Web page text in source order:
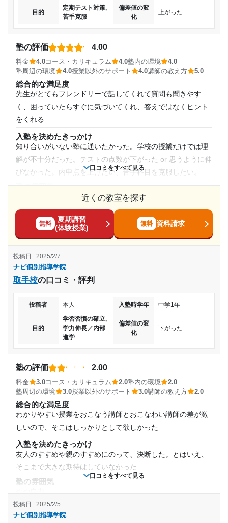
第一志望校に合格しました。個別指導で分からないとこ
ろを教えてくださったので、助かりました。
第一志望校： 合格
通年,冬期講習
通塾頻度
週1日
1日あたりの授業時間
1時間～2時間未満
月額料金
〜10,000円
達成
目的の達成理由
高校受験を目的に通塾したのですが、無事に目標として
いた高校に入学できたから。目的は達成されています。
第一志望校：合格
第二志望校：合格
ナビ個別指導学院 諏訪茅野校の口コミをもっと見る
やすく教えてくれる印象があった。
ようになるまで教えてもらったりしたから。
塾内の環境
トイレが付いている。同じ空間に自習室と個別授業の場所が
ある。あとは特になにもない。
塾周辺の環境
目の前にスーパーがあり、お腹が空いてもそこで食べ物を買
うことができる。そのため、長時間の勉強でも適時休憩を取
ることが可能。
授業以外のサポート
(相談・面談、家庭学習のサポート、授業以外のコミュニケーション等)
進学したい高校について事前に確認してくれて、入試難易度
や高校の状況にも教えてくれた記憶がある。
2021年4月〜2022年4月(1年1ヶ月)
中学3年
通年,夏期講習,冬期講習
週3日
1日あたりの授業時間
1時間～2時間未満
月額料金
20,001円〜30,000円
目的の達成度
達成
口コミをすべて見る
目的
定期テスト対策,
苦手克服
偏差値の変
化
上がった
塾の評価 4.00
料金 4.0コース・カリキュラム 4.0塾内の環境
4.0
塾周辺の環境
4.0授業以外のサポート 4.0講師の教え方 5.0
総合的な満足度
先生がとてもフレンドリーで話してくれて質問も聞きやす
く、困っていたらすぐに気づいてくれ、答えではなくヒント
をくれる
入塾を決めたきっかけ
知り合いがいない塾に通いたかった。学校の授業だけでは理
解が不十分だった。テストの点数が下がった or 思うように伸
びなかった。内申点を上げたい、苦手科目を克服したい。
料金
集団学習より個別のほうがやや高いが、妥当だと思う。教え
方もうまく、成績が上がった
自分のペースで進められ、苦手分野を重点的に学習できる。
休み期間を利用して集中学習できる。
講師の教え方
解き方を丸暗記させるのではなく、理由を説明する。間違え
たときに、なぜ間違えたのかをしっかり解説してくれる。
る
塾周辺の環境
人通りが多く、夜でも安心できる場所。自転車置き場や駐車
場が整備されている。塾の周りに不審者が出るようなエリア
ではない。
(相談・面談、家庭学習のサポート、授業以外のコミュニケーション等)
保護者にも親身に話を聞いたりしていた。静かで集中しやす
い自習スペースを利用できる。質問対応可能な講師がいる。
利用詳細
2018年6月〜2019年2月(9ヶ月)
近くの教室を探す
無料
夏期講習
(体験授業)
無料 資料請求
口コミをすべて見る
ナビ個別指導学院
取手校の口コミ・評判
投稿日 : 2025/2/7
投稿者 本人 入塾時学年 中学1年
目的
学習習慣の確立,
学力伸長／内部
進学
偏差値の変
化
下がった
塾の評価 2.00
料金 3.0コース・カリキュラム 2.0塾内の環境
2.0
塾周辺の環境
3.0授業以外のサポート 3.0講師の教え方 2.0
総合的な満足度
わかりやすい授業をおこなう講師とおこなわい講師の差が激
しいので、そこはしっかりとして欲しかった
入塾を決めたきっかけ
友人のすすめや親のすすめにのって、決断した。とはいえ、
そこまで大きな期待はしていなかった
塾の雰囲気
料金
普通のレベルかと。とはいえ、難しく考える必要は無いほど
ナビ個別指導学院
投稿日 : 2025/2/5